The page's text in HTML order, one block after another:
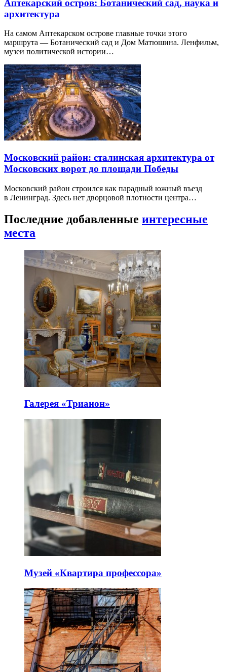
Аптекарский остров: Ботанический сад, наука и
архитектура
На самом Аптекарском острове главные точки этого
маршрута — Ботанический сад и Дом Матюшина. Ленфильм,
музеи политической истории…
Московский район: сталинская архитектура от
Московских ворот до площади Победы
Московский район строился как парадный южный въезд
в Ленинград. Здесь нет дворцовой плотности центра…
Последние добавленные интересные
места
Галерея «Трианон»
Музей «Квартира профессора»